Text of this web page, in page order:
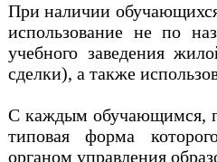
При наличии
использование не по
учебного заведения
сделки), а также
С каждым обучающимся,
типовая форма
органом управления